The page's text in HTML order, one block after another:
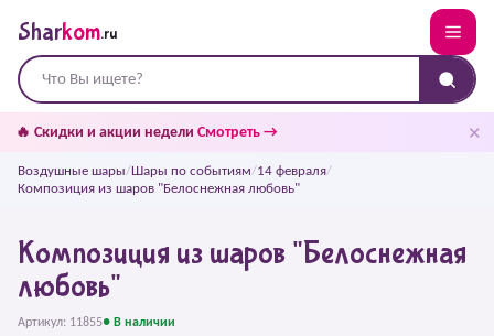
Sharkom.ru
🔥 Скидки и акции недели Смотреть → ✕
Воздушные шары/Шары по событиям/14 февраля/
Композиция из шаров "Белоснежная любовь"
Композиция из шаров "Белоснежная
любовь"
Артикул: 11855● В наличии